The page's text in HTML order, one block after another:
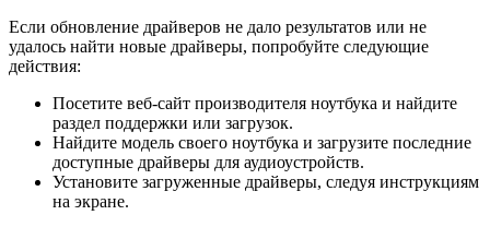
Если обновление драйверов не дало результатов или не
удалось найти новые драйверы, попробуйте следующие
действия:
Посетите веб-сайт производителя ноутбука и найдите
раздел поддержки или загрузок.
Найдите модель своего ноутбука и загрузите последние
доступные драйверы для аудиоустройств.
Установите загруженные драйверы, следуя инструкциям
на экране.